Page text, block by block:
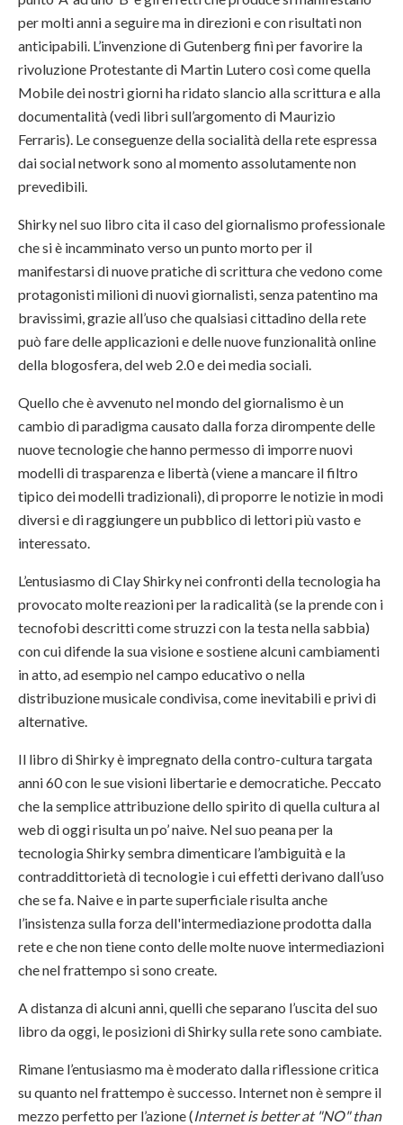
per molti anni a seguire ma in direzioni e con risultati non
anticipabili. L’invenzione di Gutenberg finì per favorire la
rivoluzione Protestante di Martin Lutero così come quella
Mobile dei nostri giorni ha ridato slancio alla scrittura e alla
documentalità (vedi libri sull’argomento di Maurizio
Ferraris). Le conseguenze della socialità della rete espressa
dai social network sono al momento assolutamente non
prevedibili.
Shirky nel suo libro cita il caso del giornalismo professionale
che si è incamminato verso un punto morto per il
manifestarsi di nuove pratiche di scrittura che vedono come
protagonisti milioni di nuovi giornalisti, senza patentino ma
bravissimi, grazie all’uso che qualsiasi cittadino della rete
può fare delle applicazioni e delle nuove funzionalità online
della blogosfera, del web 2.0 e dei media sociali.
Quello che è avvenuto nel mondo del giornalismo è un
cambio di paradigma causato dalla forza dirompente delle
nuove tecnologie che hanno permesso di imporre nuovi
modelli di trasparenza e libertà (viene a mancare il filtro
tipico dei modelli tradizionali), di proporre le notizie in modi
diversi e di raggiungere un pubblico di lettori più vasto e
interessato.
L’entusiasmo di Clay Shirky nei confronti della tecnologia ha
provocato molte reazioni per la radicalità (se la prende con i
tecnofobi descritti come struzzi con la testa nella sabbia)
con cui difende la sua visione e sostiene alcuni cambiamenti
in atto, ad esempio nel campo educativo o nella
distribuzione musicale condivisa, come inevitabili e privi di
alternative.
Il libro di Shirky è impregnato della contro-cultura targata
anni 60 con le sue visioni libertarie e democratiche. Peccato
che la semplice attribuzione dello spirito di quella cultura al
web di oggi risulta un po’ naive. Nel suo peana per la
tecnologia Shirky sembra dimenticare l’ambiguità e la
contraddittorietà di tecnologie i cui effetti derivano dall’uso
che se fa. Naive e in parte superficiale risulta anche
l’insistenza sulla forza dell'intermediazione prodotta dalla
rete e che non tiene conto delle molte nuove intermediazioni
che nel frattempo si sono create.
A distanza di alcuni anni, quelli che separano l’uscita del suo
libro da oggi, le posizioni di Shirky sulla rete sono cambiate.
Rimane l’entusiasmo ma è moderato dalla riflessione critica
su quanto nel frattempo è successo. Internet non è sempre il
mezzo perfetto per l’azione (Internet is better at "NO" than